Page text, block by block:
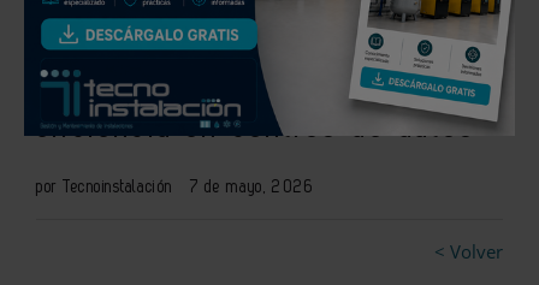
Una CDU para mejorar la
refrigeración líquida y la
eficiencia en centros de datos
por Tecnoinstalación 7 de mayo, 2026
< Volver